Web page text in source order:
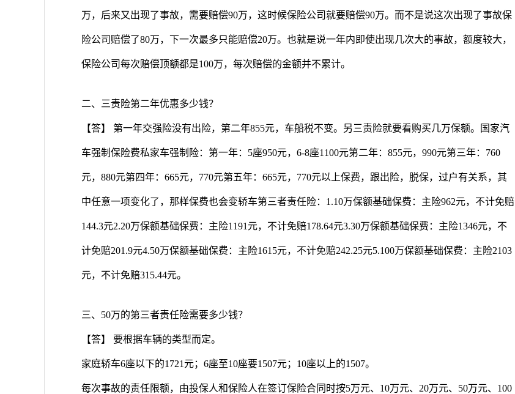
万，后来又出现了事故，需要赔偿90万，这时候保险公司就要赔偿90万。而不是说这次出现了事故保
险公司赔偿了80万，下一次最多只能赔偿20万。也就是说一年内即使出现几次大的事故，额度较大，
保险公司每次赔偿顶额都是100万，每次赔偿的金额并不累计。
二、三责险第二年优惠多少钱？
【答】 第一年交强险没有出险，第二年855元，车船税不变。另三责险就要看购买几万保额。国家汽
车强制保险费私家车强制险：第一年：5座950元，6-8座1100元第二年：855元，990元第三年：760
元，880元第四年：665元，770元第五年：665元，770元以上保费，跟出险，脱保，过户有关系，其
中任意一项变化了，那样保费也会变轿车第三者责任险：1.10万保额基础保费：主险962元，不计免赔
144.3元2.20万保额基础保费：主险1191元，不计免赔178.64元3.30万保额基础保费：主险1346元，不
计免赔201.9元4.50万保额基础保费：主险1615元，不计免赔242.25元5.100万保额基础保费：主险2103
元，不计免赔315.44元。
三、50万的第三者责任险需要多少钱？
【答】 要根据车辆的类型而定。
家庭轿车6座以下的1721元；6座至10座要1507元；10座以上的1507。
每次事故的责任限额，由投保人和保险人在签订保险合同时按5万元、10万元、20万元、50万元、100